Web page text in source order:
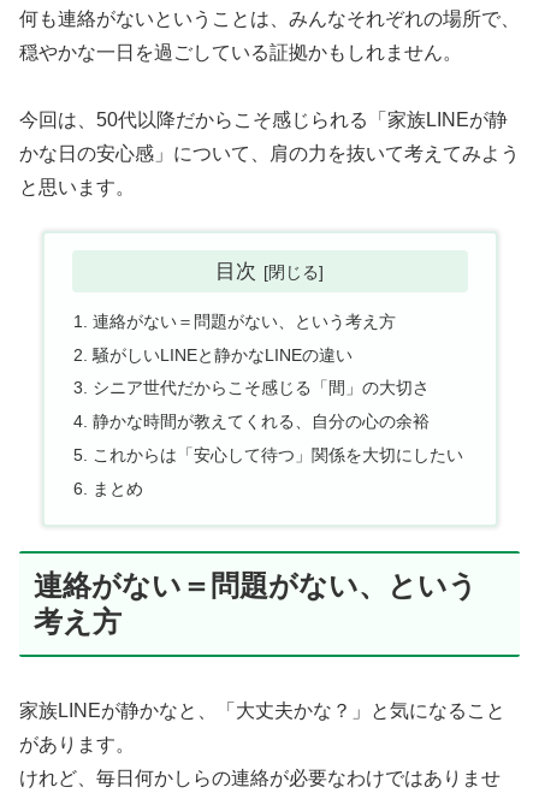
何も連絡がないということは、みんなそれぞれの場所で、
穏やかな一日を過ごしている証拠かもしれません。
今回は、50代以降だからこそ感じられる「家族LINEが静
かな日の安心感」について、肩の力を抜いて考えてみよう
と思います。
目次
連絡がない＝問題がない、という考え方
騒がしいLINEと静かなLINEの違い
シニア世代だからこそ感じる「間」の大切さ
静かな時間が教えてくれる、自分の心の余裕
これからは「安心して待つ」関係を大切にしたい
まとめ
連絡がない＝問題がない、という
考え方
家族LINEが静かなと、「大丈夫かな？」と気になること
があります。
けれど、毎日何かしらの連絡が必要なわけではありませ